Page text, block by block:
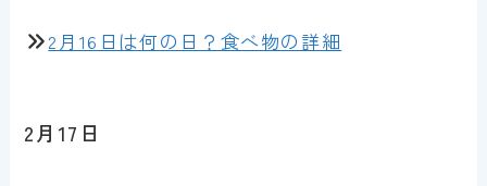
2月16日は何の日？食べ物の詳細
2月17日